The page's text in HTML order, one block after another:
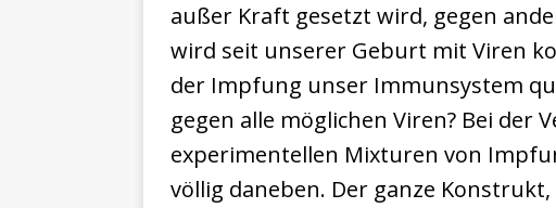
außer Kraft gesetzt wird, gegen
wird seit unserer Geburt mit Viren
der Impfung unser Immunsystem
gegen alle möglichen Viren? Bei der
experimentellen Mixturen von
völlig daneben. Der ganze